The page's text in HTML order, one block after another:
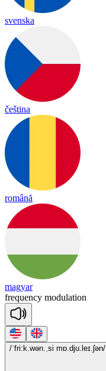
svenska
čeština
română
magyar
frequency modulation
/ˈfri:k.wən.ˌsi mɒ.djʊ.leɪ.ʃən/